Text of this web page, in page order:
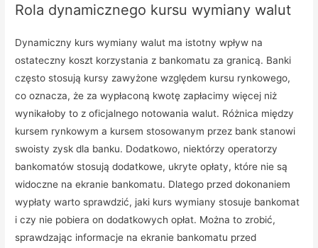
Rola dynamicznego kursu wymiany walut
Dynamiczny kurs wymiany walut ma istotny wpływ na
ostateczny koszt korzystania z bankomatu za granicą. Banki
często stosują kursy zawyżone względem kursu rynkowego,
co oznacza, że za wypłaconą kwotę zapłacimy więcej niż
wynikałoby to z oficjalnego notowania walut. Różnica między
kursem rynkowym a kursem stosowanym przez bank stanowi
swoisty zysk dla banku. Dodatkowo, niektórzy operatorzy
bankomatów stosują dodatkowe, ukryte opłaty, które nie są
widoczne na ekranie bankomatu. Dlatego przed dokonaniem
wypłaty warto sprawdzić, jaki kurs wymiany stosuje bankomat
i czy nie pobiera on dodatkowych opłat. Można to zrobić,
sprawdzając informacje na ekranie bankomatu przed